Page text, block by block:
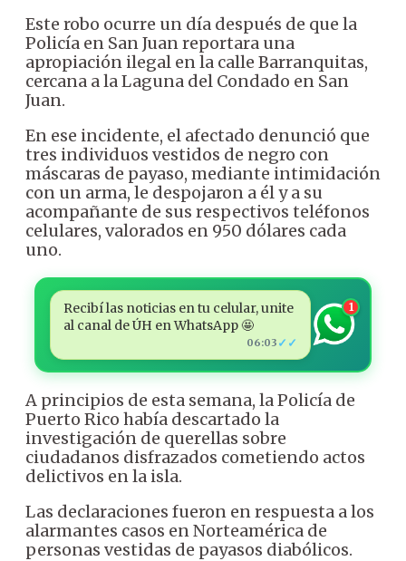
Este robo ocurre un día después de que la
Policía en San Juan reportara una
apropiación ilegal en la calle Barranquitas,
cercana a la Laguna del Condado en San
Juan.
En ese incidente, el afectado denunció que
tres individuos vestidos de negro con
máscaras de payaso, mediante intimidación
con un arma, le despojaron a él y a su
acompañante de sus respectivos teléfonos
celulares, valorados en 950 dólares cada
uno.
Recibí las noticias en tu celular, unite
al canal de ÚH en WhatsApp 🤩
06:03 ✓✓
1
A principios de esta semana, la Policía de
Puerto Rico había descartado la
investigación de querellas sobre
ciudadanos disfrazados cometiendo actos
delictivos en la isla.
Las declaraciones fueron en respuesta a los
alarmantes casos en Norteamérica de
personas vestidas de payasos diabólicos.